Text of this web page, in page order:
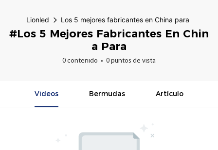
Lionled Los 5 mejores fabricantes en China para
#Los 5 Mejores Fabricantes En Chin
A Para
0 contenido 0 puntos de vista
Videos Bermudas Artículo